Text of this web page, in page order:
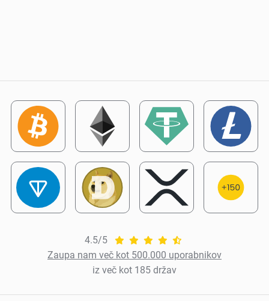
4.5/5
Zaupa nam več kot 500.000 uporabnikov
iz več kot 185 držav